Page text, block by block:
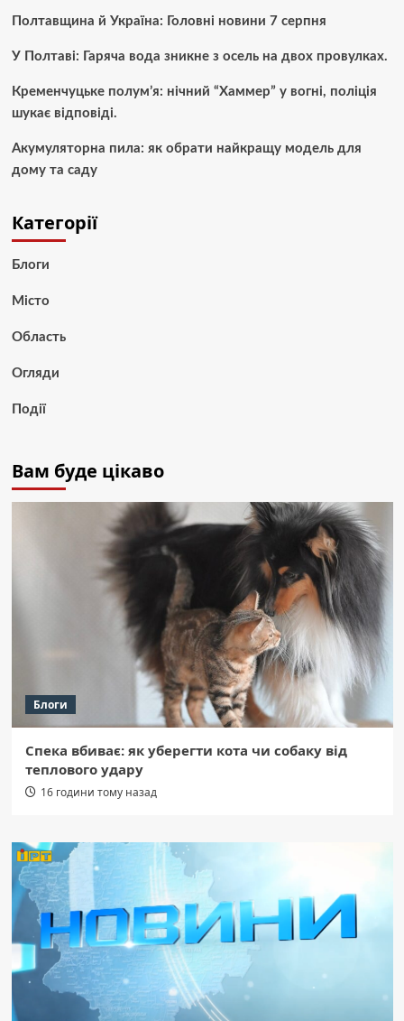
Полтавщина й Україна: Головні новини 7 серпня
У Полтаві: Гаряча вода зникне з осель на двох провулках.
Кременчуцьке полум’я: нічний “Хаммер” у вогні, поліція
шукає відповіді.
Акумуляторна пила: як обрати найкращу модель для
дому та саду
Категорії
Блоги
Місто
Область
Огляди
Події
Вам буде цікаво
Блоги
Спека вбиває: як уберегти кота чи собаку від
теплового удару
16 години тому назад